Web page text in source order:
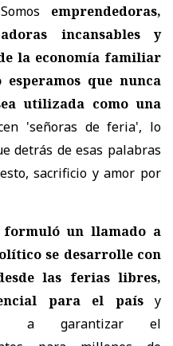
emprendedoras,
incansables y
la economía familiar
que nunca
utilizada como una
'señoras de feria', lo
detrás de esas palabras
sacrificio y amor por
formuló un llamado a
se desarrolle con
las ferias libres,
para el país
y
a garantizar el